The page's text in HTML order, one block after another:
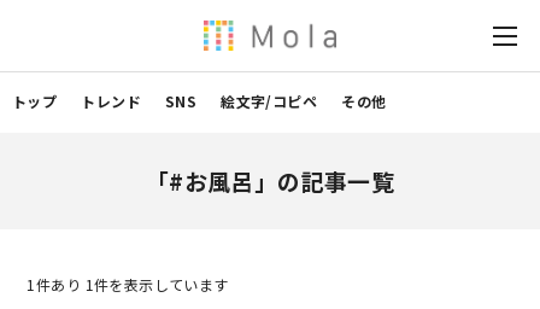
トップ トレンド SNS 絵文字/コピペ その他
「#お風呂」の記事一覧
1 件あり 1件を表示しています